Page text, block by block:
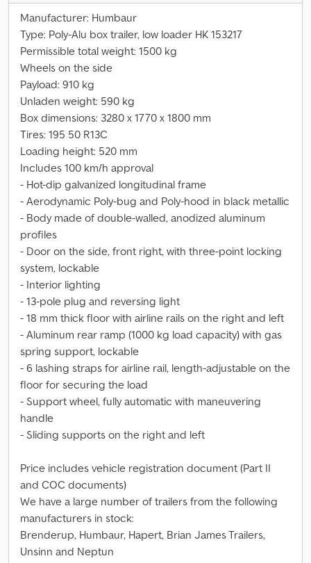
Manufacturer: Humbaur
Type: Poly-Alu box trailer, low loader HK 153217
Permissible total weight: 1500 kg
Wheels on the side
Payload: 910 kg
Unladen weight: 590 kg
Box dimensions: 3280 x 1770 x 1800 mm
Tires: 195 50 R13C
Loading height: 520 mm
Includes 100 km/h approval
- Hot-dip galvanized longitudinal frame
- Aerodynamic Poly-bug and Poly-hood in black metallic
- Body made of double-walled, anodized aluminum
profiles
- Door on the side, front right, with three-point locking
system, lockable
- Interior lighting
- 13-pole plug and reversing light
- 18 mm thick floor with airline rails on the right and left
- Aluminum rear ramp (1000 kg load capacity) with gas
spring support, lockable
- 6 lashing straps for airline rail, length-adjustable on the
floor for securing the load
- Support wheel, fully automatic with maneuvering
handle
- Sliding supports on the right and left
Price includes vehicle registration document (Part II
and COC documents)
We have a large number of trailers from the following
manufacturers in stock:
Brenderup, Humbaur, Hapert, Brian James Trailers,
Unsinn and Neptun